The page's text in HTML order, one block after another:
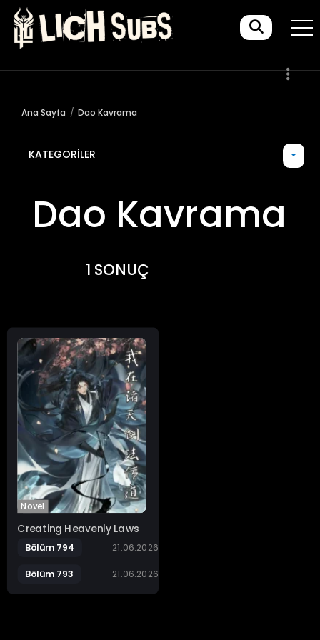
Ana Sayfa Dao Kavrama
KATEGORILER
Dao Kavrama
1 SONUÇ
Novel
Creating Heavenly Laws
Bölüm 794 21.06.2026
Bölüm 793 21.06.2026